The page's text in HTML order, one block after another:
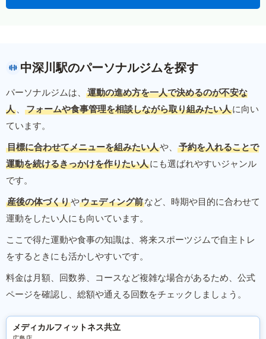
中深川駅のパーソナルジムを探す
パーソナルジムは、
運動の進め方を一人で決めるのが不安な
人 、 フォームや食事管理を相談しながら取り組みたい人に向い
ています。
目標に合わせてメニューを組みたい人や、
予約を入れることで
運動を続けるきっかけを作りたい人にも選ばれやすいジャンル
です。
産後の体づくりやウェディング前など、時期や目的に合わせて
運動をしたい人にも向いています。
ここで得た運動や食事の知識は、将来スポーツジムで自主トレ
をするときにも活かしやすいです。
料金は月額、回数券、コースなど複雑な場合があるため、公式
ページを確認し、総額や通える回数をチェックしましょう。
メディカルフィットネス共立